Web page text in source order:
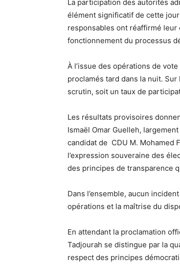
La participation des autorités
élément significatif de cette
responsables ont réaffirmé
fonctionnement du processus
À l’issue des opérations de
proclamés tard dans la nuit.
scrutin, soit un taux de
Les résultats provisoires
Ismaël Omar Guelleh,
candidat de CDU M. Mohamed
l’expression souveraine des
des principes de transparence
Dans l’ensemble, aucun
opérations et la maîtrise du
En attendant la proclamation
Tadjourah se distingue par la
respect des principes